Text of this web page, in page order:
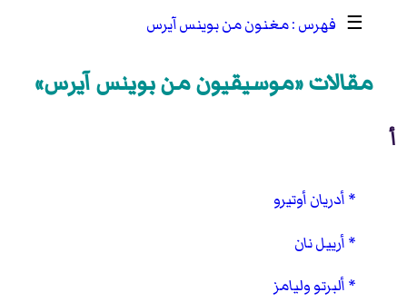
☰ مغنون من بوينس آيرس
مقالات «موسيقيون من بوينس آيرس»
أ
أدريان أوتيرو
أرييل نان
ألبرتو وليامز